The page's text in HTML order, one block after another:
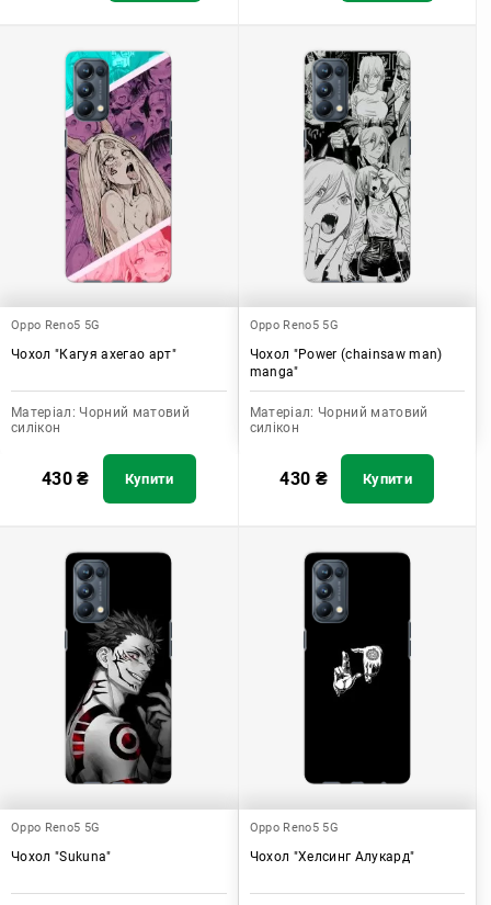
Oppo Reno5 5G
Чохол "Кагуя ахегао арт"
Матеріал: Чорний матовий
силікон
430₴ Купити
Oppo Reno5 5G
Чохол "Power (chainsaw man)
manga"
Матеріал: Чорний матовий
силікон
430 ₴ Купити
Oppo Reno5 5G
Чохол "Sukuna"
Oppo Reno5 5G
Чохол "Хелсинг Алукард"